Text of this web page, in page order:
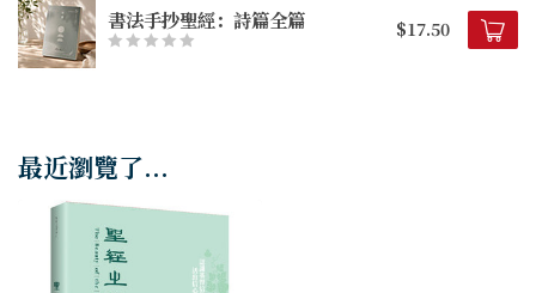
書法手抄聖經：詩篇全篇 $17.50
最近瀏覽了...